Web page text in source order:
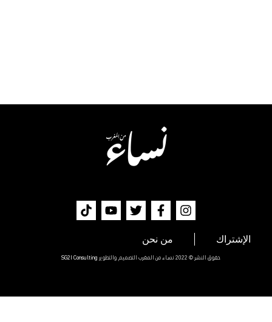
الإشتراك من نحن
حقوق النشر © 2022 نساء من المغرب التصميم والتطوير SG2I Consulting